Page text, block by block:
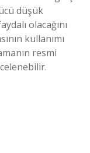
düşük
olacağını
kullanımı
resmi